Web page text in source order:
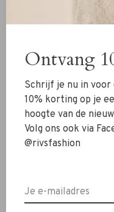
Kleding
Sieraden
Accessoires
SALE
Ontvang
Schrijf je nu in voor
10% korting op je
hoogte van de
Volg ons ook via
@rivsfashion